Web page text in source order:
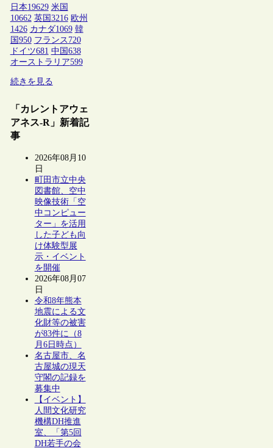
日本19629 米国
10662 英国3216 欧州
1426 カナダ1069 韓
国950 フランス 720
ドイツ681 中国638
オーストラリア599
続きを見る
「カレントアウェ
アネス-R」新着記
事
2026年08月10
日
町田市立中央
図書館、空中
映像技術「空
中コンピュー
ター」を活用
した子ども向
け体験型展
示・イベント
を開催
2026年08月07
日
令和8年熊本
地震による文
化財等の被害
が83件に（8
月6日時点）
名古屋市、名
古屋城の現天
守閣の記録を
募集中
【イベント】
人間文化研究
機構DH推進
室、「第5回
DH若手の会